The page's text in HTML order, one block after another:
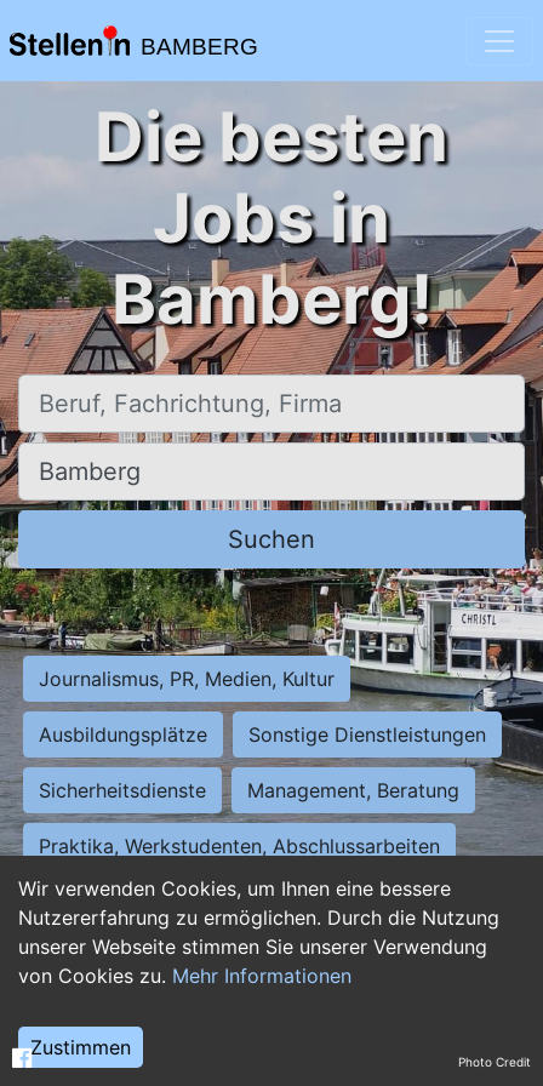
BAMBERG
Wir verwenden Cookies, um Ihnen eine bessere
Nutzererfahrung zu ermöglichen. Durch die Nutzung
unserer Webseite stimmen Sie unserer Verwendung
von Cookies zu. Mehr Informationen
Zustimmen
Die besten
Jobs in
Bamberg!
Beruf, Fachrichtung, Firma
Ort, Stadt
Suchen
Journalismus, PR, Medien, Kultur
Ausbildungsplätze Sonstige Dienstleistungen
Sicherheitsdienste Management, Beratung
Praktika, Werkstudenten, Abschlussarbeiten
Personalwesen Assistenz, Sekretariat
Hilfskräfte, Aushilfs- und Nebenjobs
Weiterbildung, Studium, duale Ausbildung Photo Credit